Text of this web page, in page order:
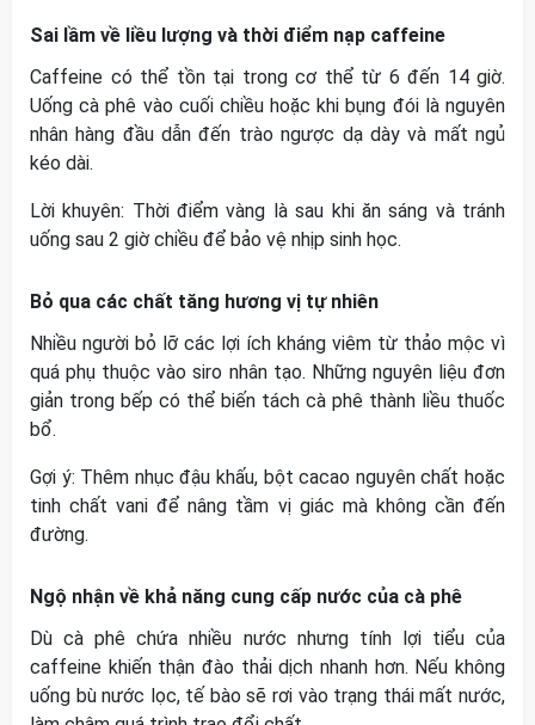
Sai lầm về liều lượng và thời điểm nạp caffeine
Caffeine có thể tồn tại trong cơ thể từ 6 đến 14 giờ.
Uống cà phê vào cuối chiều hoặc khi bụng đói là nguyên
nhân hàng đầu dẫn đến trào ngược dạ dày và mất ngủ
kéo dài.
Lời khuyên: Thời điểm vàng là sau khi ăn sáng và tránh
uống sau 2 giờ chiều để bảo vệ nhịp sinh học.
Bỏ qua các chất tăng hương vị tự nhiên
Nhiều người bỏ lỡ các lợi ích kháng viêm từ thảo mộc vì
quá phụ thuộc vào siro nhân tạo. Những nguyên liệu đơn
giản trong bếp có thể biến tách cà phê thành liều thuốc
bổ.
Gợi ý: Thêm nhục đậu khấu, bột cacao nguyên chất hoặc
tinh chất vani để nâng tầm vị giác mà không cần đến
đường.
Ngộ nhận về khả năng cung cấp nước của cà phê
Dù cà phê chứa nhiều nước nhưng tính lợi tiểu của
caffeine khiến thận đào thải dịch nhanh hơn. Nếu không
uống bù nước lọc, tế bào sẽ rơi vào trạng thái mất nước,